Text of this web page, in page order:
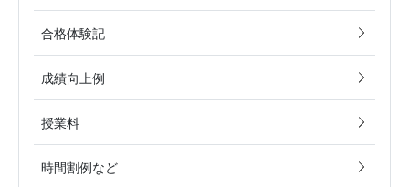
合格体験記
成績向上例
授業料
時間割例など